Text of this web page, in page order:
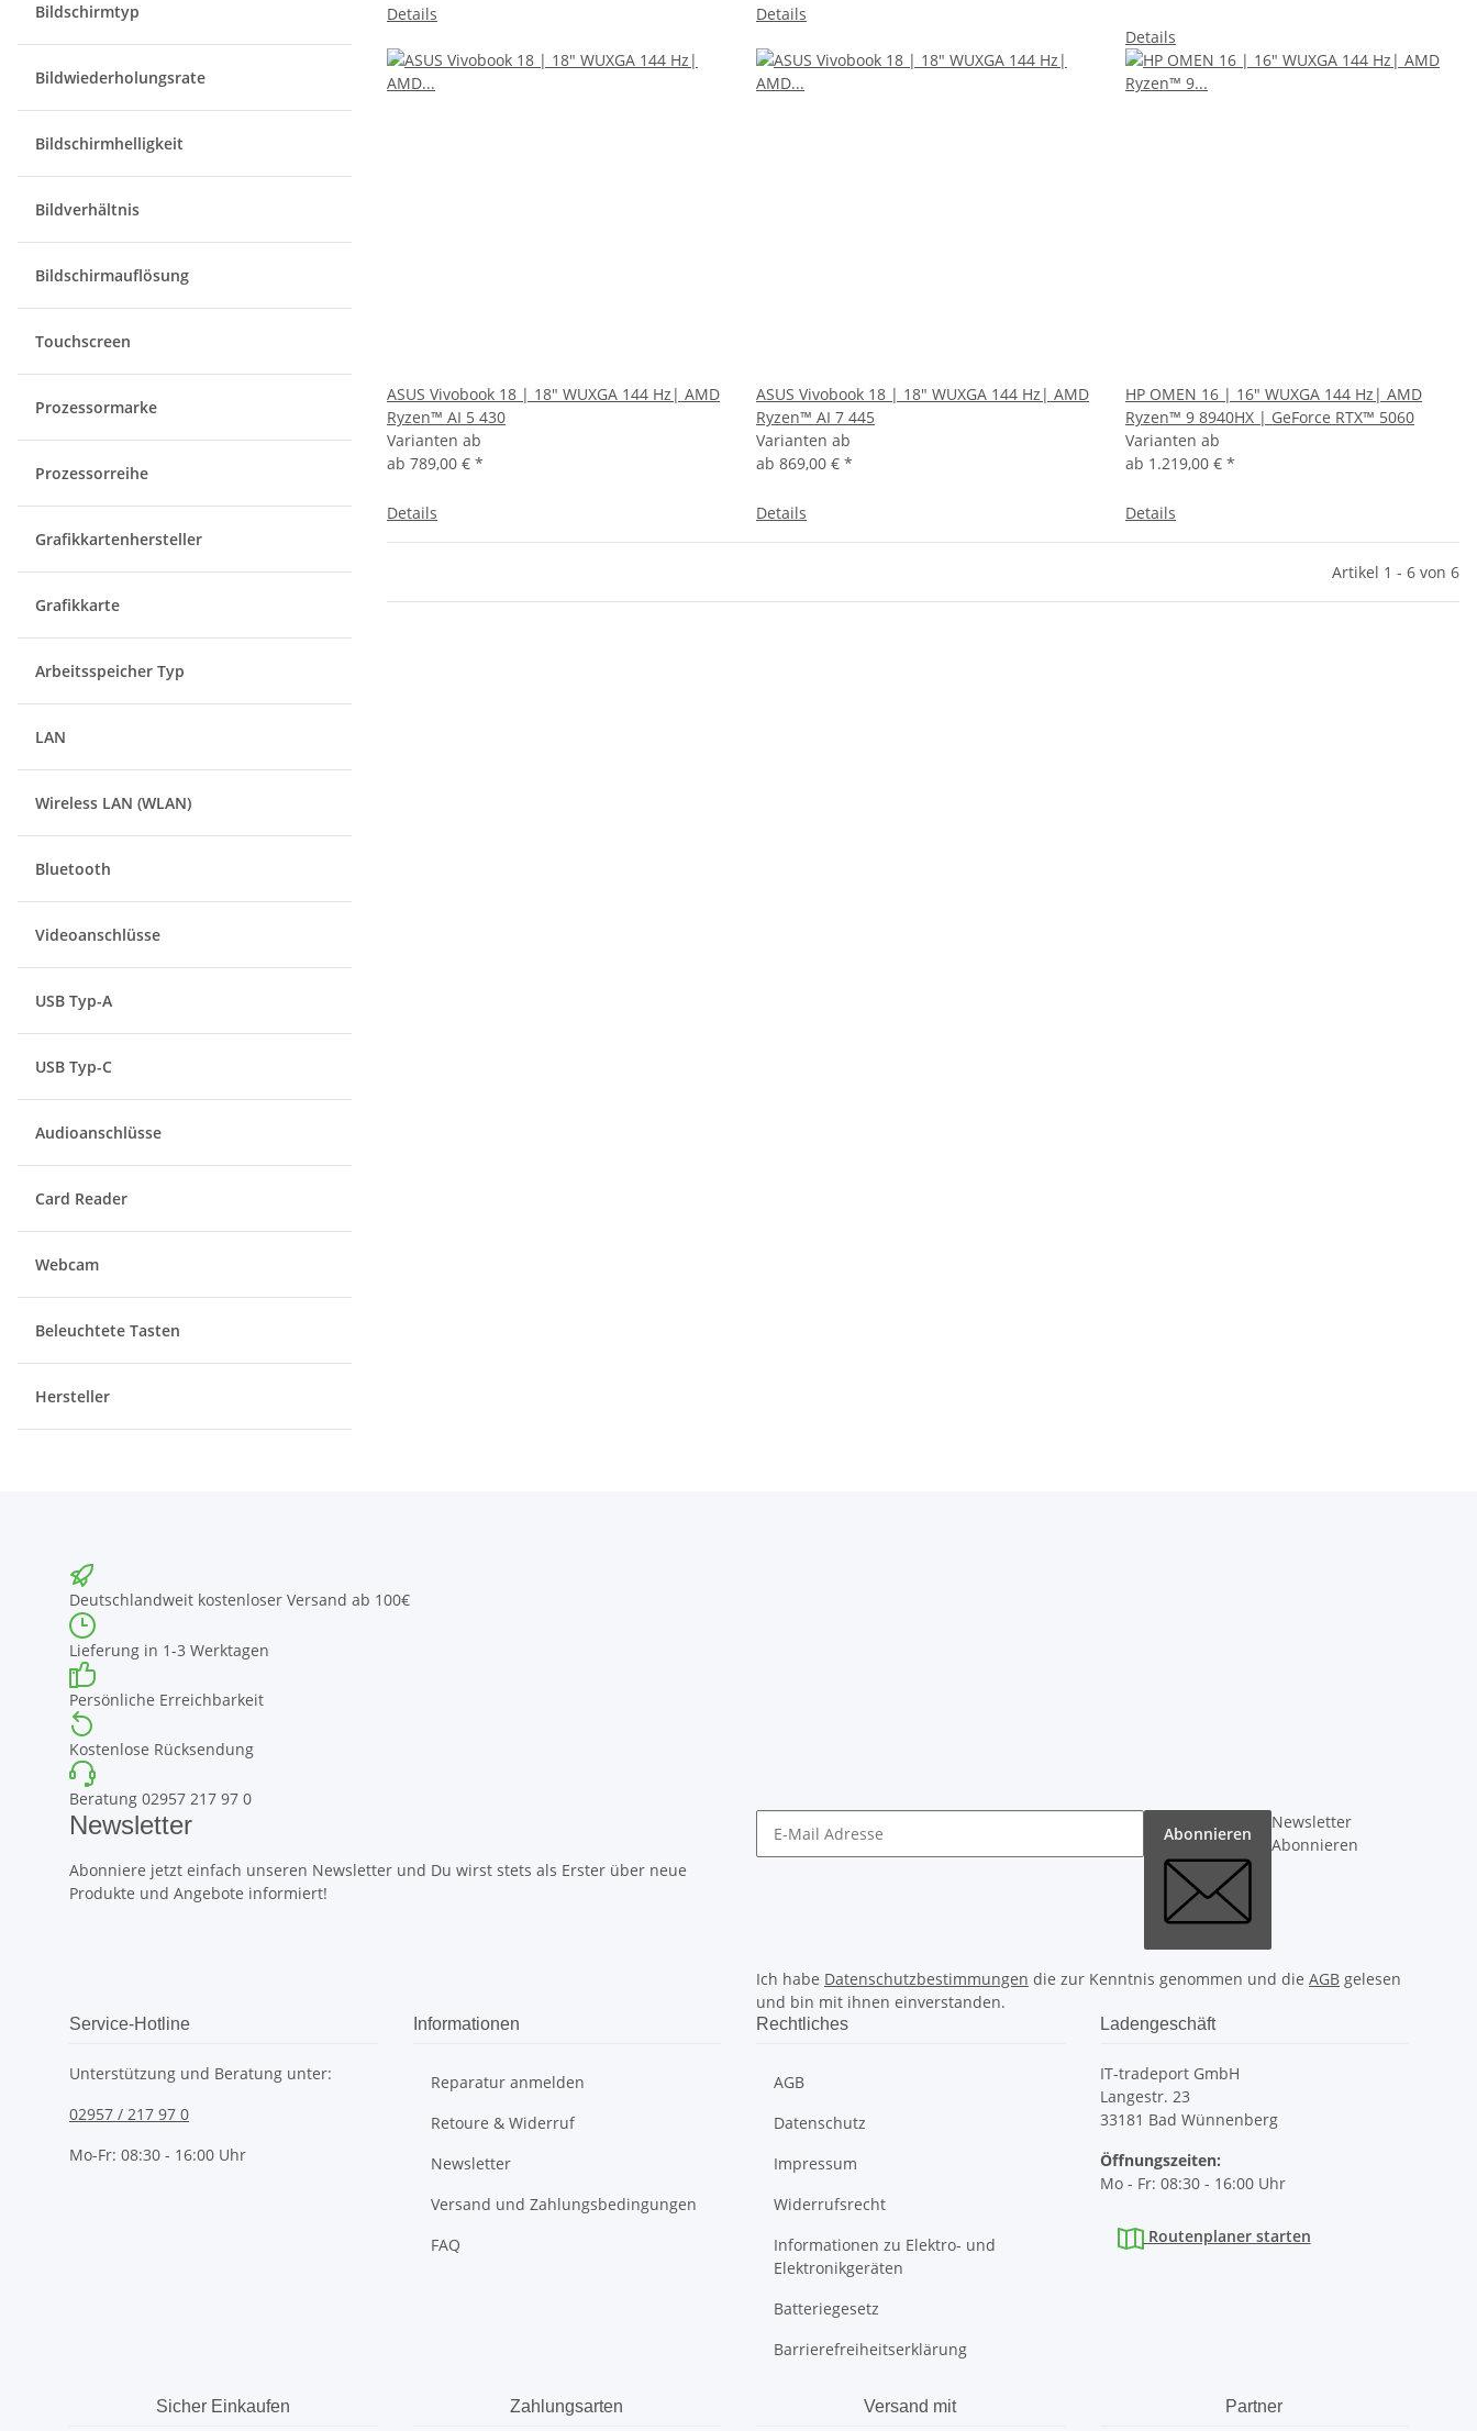
Details Details
Details
ASUS Vivobook 18 | 18" WUXGA 144 Hz| AMD
Ryzen™ AI 5 430
Varianten ab
ab 789,00 € *
Details
ASUS Vivobook 18 | 18" WUXGA 144 Hz| AMD
Ryzen™ AI 7 445
Varianten ab
ab 869,00 € *
Details
HP OMEN 16 | 16" WUXGA 144 Hz| AMD
Ryzen™ 9 8940HX | GeForce RTX™ 5060
Varianten ab
ab 1.219,00 € *
Details
Artikel 1 - 6 von 6
Bildschirmtyp
Bildwiederholungsrate
Bildschirmhelligkeit
Bildverhältnis
Bildschirmauflösung
Touchscreen
Prozessormarke
Prozessorreihe
Grafikkartenhersteller
Grafikkarte
Arbeitsspeicher Typ
LAN
Wireless LAN (WLAN)
Bluetooth
Videoanschlüsse
USB Typ-A
USB Typ-C
Audioanschlüsse
Card Reader
Webcam
Beleuchtete Tasten
Hersteller
Deutschlandweit kostenloser Versand ab 100€
Lieferung in 1-3 Werktagen
Persönliche Erreichbarkeit
Kostenlose Rücksendung
Beratung 02957 217 97 0
Newsletter
Abonniere jetzt einfach unseren Newsletter und Du wirst stets als Erster über neue
Produkte und Angebote informiert!
Abonnieren
Newsletter
Abonnieren
Ich habe Datenschutzbestimmungen die zur Kenntnis genommen und die AGB gelesen
und bin mit ihnen einverstanden.
Service-Hotline
Unterstützung und Beratung unter:
02957 / 217 97 0
Mo-Fr: 08:30 - 16:00 Uhr
Informationen
Reparatur anmelden
Retoure & Widerruf
Newsletter
Versand und Zahlungsbedingungen
FAQ
Rechtliches
AGB
Datenschutz
Impressum
Widerrufsrecht
Informationen zu Elektro- und
Elektronikgeräten
Batteriegesetz
Barrierefreiheitserklärung
Ladengeschäft
IT-tradeport GmbH
Langestr. 23
33181 Bad Wünnenberg
Öffnungszeiten:
Mo - Fr: 08:30 - 16:00 Uhr
Routenplaner starten
Sicher Einkaufen Zahlungsarten Versand mit Partner